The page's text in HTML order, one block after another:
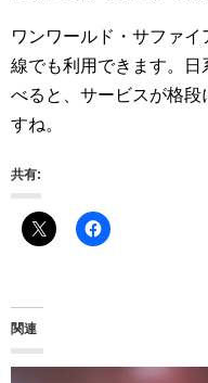
ワンワールド・サファ
線でも利用できます。
べると、サービスが格
すね。
共有:
関連